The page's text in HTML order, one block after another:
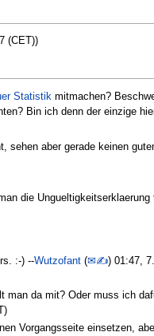
(CET))
Statistik mitmachen?
Bin ich denn der einzige
sehen aber gerade keinen
die
:-) --Wutzofant(✉✍) 01:47,
da mit? Oder muss ich
Vorgangsseite einsetzen,